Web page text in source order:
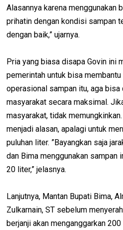
Alasannya karena menggunakan
prihatin dengan kondisi sampan
dengan baik,” ujarnya.
Pria yang biasa disapa Govin ini
pemerintah untuk bisa
operasional sampan itu, aga
masyarakat secara maksimal.
masyarakat, tidak
menjadi alasan, apalagi untuk
puluhan liter. ”Bayangkan saja
dan Bima menggunakan sampan
20 liter,” jelasnya.
Lanjutnya, Mantan Bupati Bima,
Zulkarnain, ST sebelum
berjanji akan menganggarkan